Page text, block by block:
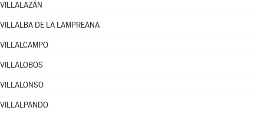
VILLALAZÁN
VILLALBA DE LA LAMPREANA
VILLALCAMPO
VILLALOBOS
VILLALONSO
VILLALPANDO